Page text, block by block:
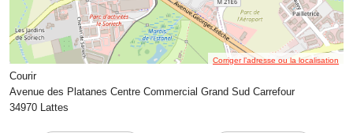
Corriger l’adresse ou la localisation
Courir
Avenue des Platanes Centre Commercial Grand Sud Carrefour
34970 Lattes